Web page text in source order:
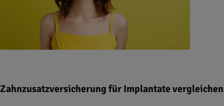
Zahnzusatzversicherung für Implantate vergleichen